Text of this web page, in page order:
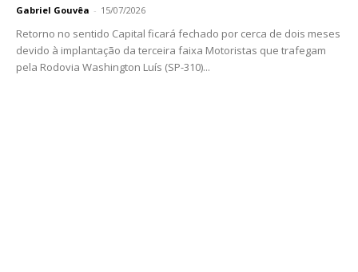
Gabriel Gouvêa - 15/07/2026
Retorno no sentido Capital ficará fechado por cerca de dois meses
devido à implantação da terceira faixa Motoristas que trafegam
pela Rodovia Washington Luís (SP-310)...